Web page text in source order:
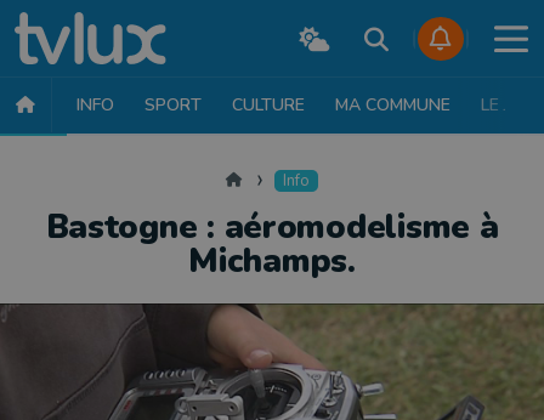
INFO SPORT CULTURE MA COMMUNE LE JT
Accueil Info
Bastogne : aéromodelisme à
Michamps.